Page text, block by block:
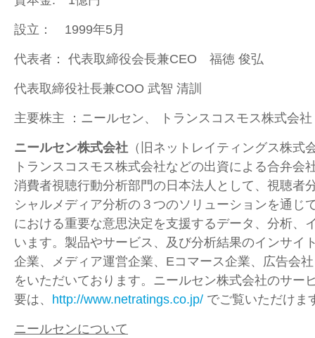
設立： 1999年5月
代表者： 代表取締役会長兼CEO 福徳 俊弘
代表取締役社長兼COO 武智 清訓
主要株主 ：ニールセン、 トランスコスモス株式会
ニールセン株式会社 （旧ネットレイティングス株式
トランスコスモス株式会社などの出資による合弁会
消費者視聴行動分析部門の日本法人として、視聴者
シャルメディア分析の３つのソリューションを通じ
における重要な意思決定を支援するデータ、分析、
います。製品やサービス、及び分析結果のインサイ
企業、メディア運営企業、Eコマース企業、広告会
をいただいております。ニールセン株式会社のサー
要は、 http://www.netratings.co.jp/ でご覧いただけま
ニールセンについて